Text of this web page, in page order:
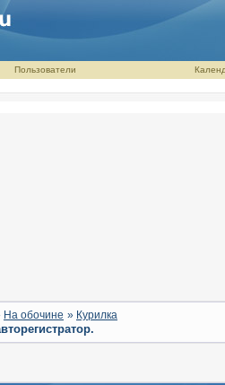
Пользователи
На обочине » Курилка